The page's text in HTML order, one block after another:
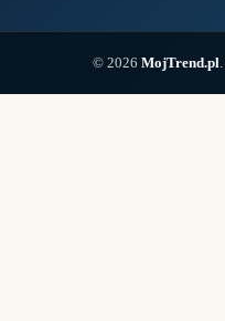
© 2026 MojTrend.pl